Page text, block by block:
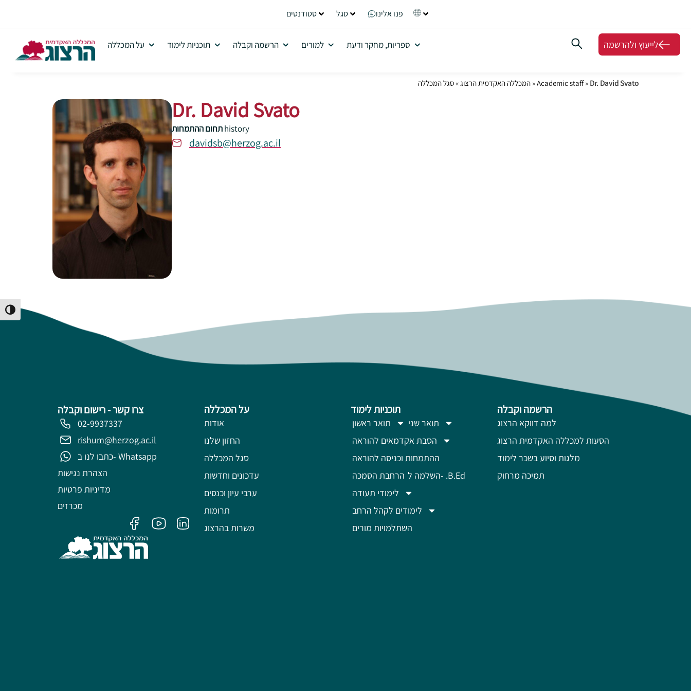
Toggle High Contrast
סטודנטים סגל פנו אלינו
על המכללה תוכניות לימוד הרשמה וקבלה למורים ספריות, מחקר ודעת לייעוץ ולהרשמה
המכללה האקדמית הרצוג»סגל המכללה »Academic staff» Dr. David Svato
Dr. David Svato
תחום ההתמחותhistory
davidsb@herzog.ac.il
צרו קשר - רישום וקבלה
02-9937337
rishum@herzog.ac.il
כתבו לנו ב- Whatsapp
הצהרת נגישות
מדיניות פרטיות
מכרזים
על המכללה
אודות
החזון שלנו
סגל המכללה
עדכונים וחדשות
ערבי עיון וכנסים
תרומות
משרות בהרצוג
תוכניות לימוד
תואר ראשון
תואר שני
הסבת אקדמאים להוראה
ההתמחות וכניסה להוראה
הרחבת הסמכה
השלמה ל- .B.Ed
לימודי תעודה
לימודים לקהל הרחב
השתלמויות מורים
הרשמה וקבלה
למה דווקא הרצוג
הסעות למכללה האקדמית הרצוג
מלגות וסיוע בשכר לימוד
תמיכה מרחוק